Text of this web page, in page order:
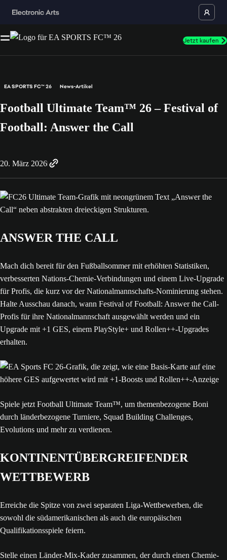
Jetzt kaufen
EA SPORTS FC™ 26 News-Artikel
Football Ultimate Team™ 26 – Festival of
Football: Answer the Call
20. März 2026
ANSWER THE CALL
Mach dich bereit für den Fußballsommer mit erhöhten Statistiken,
verbesserten Nations-Chemie-Verbindungen und einem Live-Upgrade
für Profis, die kurz vor der Nationalmannschafts-Nominierung stehen.
Halte Ausschau danach, wann Festival of Football: Answer the Call-
Profis für ihre Nationalmannschaft ausgewählt werden und ein
Upgrade mit +1 GES, einem PlayStyle+ und Rollen++-Upgrades
erhalten.
Spiele jetzt Football Ultimate Team™, um themenbezogene Boni
durch länderbezogene Turniere, Squad Building Challenges,
Evolutions und mehr zu verdienen.
KONTINENTÜBERGREIFENDER
WETTBEWERB
Erreiche die Spitze von zwei separaten Liga-Wettbewerben, die
sowohl die südamerikanischen als auch die europäischen
Qualifikationsspiele feiern.
Stelle einen Länder-Mix-Kader zusammen, der durch einen Chemie-